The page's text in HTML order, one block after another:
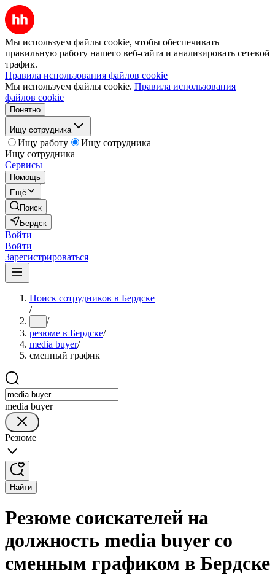
Мы используем файлы cookie, чтобы обеспечивать
правильную работу нашего веб-сайта и анализировать сетевой
трафик.
Правила использования файлов cookie
Мы используем файлы cookie. Правила использования
файлов cookie
Понятно
Ищу сотрудника
Ищу работу
Ищу сотрудника
Ищу сотрудника
Сервисы
Помощь
Ещё
Поиск
Бердск
Войти
Войти
Зарегистрироваться
Поиск сотрудников в Бердске
/
... /
резюме в Бердске/
media buyer/
сменный график
media buyer
Резюме
Найти
Резюме соискателей на
должность media buyer со
сменным графиком в Бердске